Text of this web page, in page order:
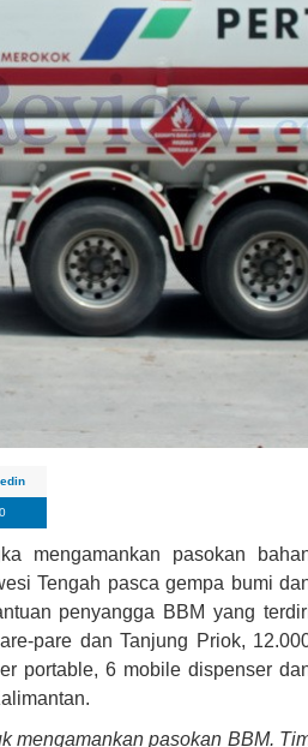
0
mengamankan pasokan
Tengah pascagempa bumi
penyangga BBM yang
pare dan Tanjung Priok,
portable, 6 mobile dispenser
mengamankan pasokan BBM.